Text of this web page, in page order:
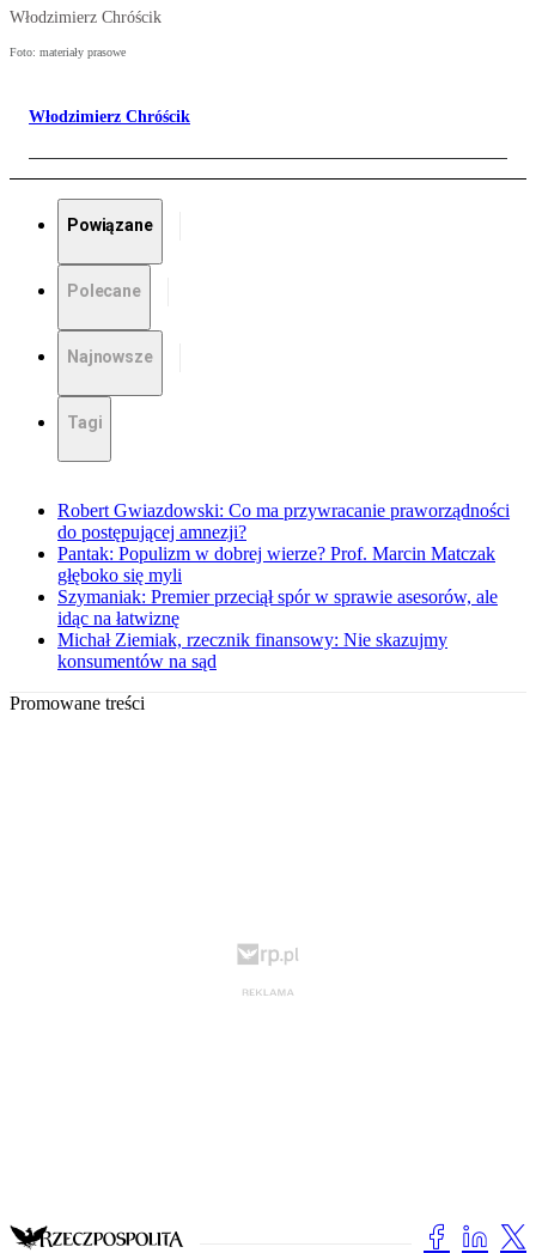
Włodzimierz Chróścik
Foto: materiały prasowe
Włodzimierz Chróścik
Powiązane
Polecane
Najnowsze
Tagi
Robert Gwiazdowski: Co ma przywracanie praworządności
do postępującej amnezji?
Pantak: Populizm w dobrej wierze? Prof. Marcin Matczak
głęboko się myli
Szymaniak: Premier przeciął spór w sprawie asesorów, ale
idąc na łatwiznę
Michał Ziemiak, rzecznik finansowy: Nie skazujmy
konsumentów na sąd
Promowane treści